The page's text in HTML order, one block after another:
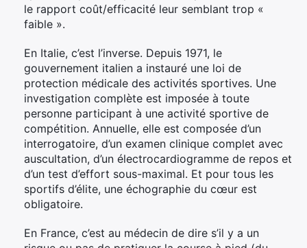
le rapport coût/efficacité leur semblant trop «
faible ».
En Italie, c’est l’inverse. Depuis 1971, le
gouvernement italien a instauré une loi de
protection médicale des activités sportives. Une
investigation complète est imposée à toute
personne participant à une activité sportive de
compétition. Annuelle, elle est composée d’un
interrogatoire, d’un examen clinique complet avec
auscultation, d’un électrocardiogramme de repos et
d’un test d’effort sous-maximal. Et pour tous les
sportifs d’élite, une échographie du cœur est
obligatoire.
En France, c’est au médecin de dire s’il y a un